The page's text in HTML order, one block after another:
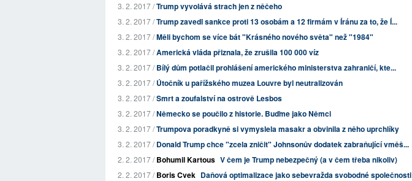
3. 2. 2017 /Trump vyvolává strach jen z něčeho
3. 2. 2017 /Trump zavedl sankce proti 13 osobám a 12 firmám v Íránu za to, že Í...
3. 2. 2017 /Měli bychom se více bát "Krásného nového světa" než "1984"
3. 2. 2017 /Americká vláda přiznala, že zrušila 100 000 víz
3. 2. 2017 /Bílý dům potlačil prohlášení amerického ministerstva zahraničí, kte...
3. 2. 2017 /Útočník u pařížského muzea Louvre byl neutralizován
3. 2. 2017 /Smrt a zoufalství na ostrově Lesbos
3. 2. 2017 /Německo se poučilo z historie. Buďme jako Němci
3. 2. 2017 /Trumpova poradkyně si vymyslela masakr a obvinila z něho uprchlíky
3. 2. 2017 /Donald Trump chce "zcela zničit" Johnsonův dodatek zabraňující vměš...
2. 2. 2017 /Bohumil Kartous V čem je Trump nebezpečný (a v čem třeba nikoliv)
2. 2. 2017 /Boris Cvek Daňová optimalizace jako sebevražda svobodné společnosti